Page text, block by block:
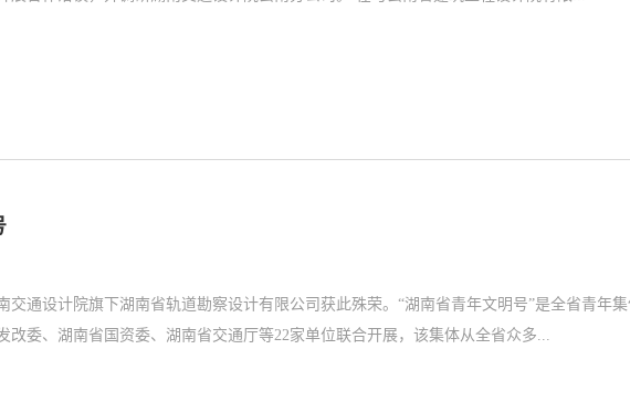
交通设计院旗下湖南省轨道勘察设计有限公司获此殊荣。“湖南省青年文明号”是全省青年
委、湖南省国资委、湖南省交通厅等22家单位联合开展，该集体从全省众多...